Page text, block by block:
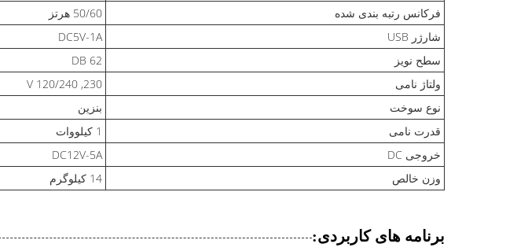
فرکانس رتبه بندی شده
50/60 هرتز
شارژر USB
DC5V-1A
سطح نویز
62 DB
ولتاژ نامی
230, 120/240 V
نوع سوخت
بنزین
قدرت نامی
1 کیلووات
خروجی DC
DC12V-5A
وزن خالص
14 کیلوگرم
برنامه های کاربردی: